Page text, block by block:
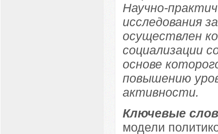
Научно-
исследования
осуществлен
социализации
основе
повышению
активности.
Ключевые
модели